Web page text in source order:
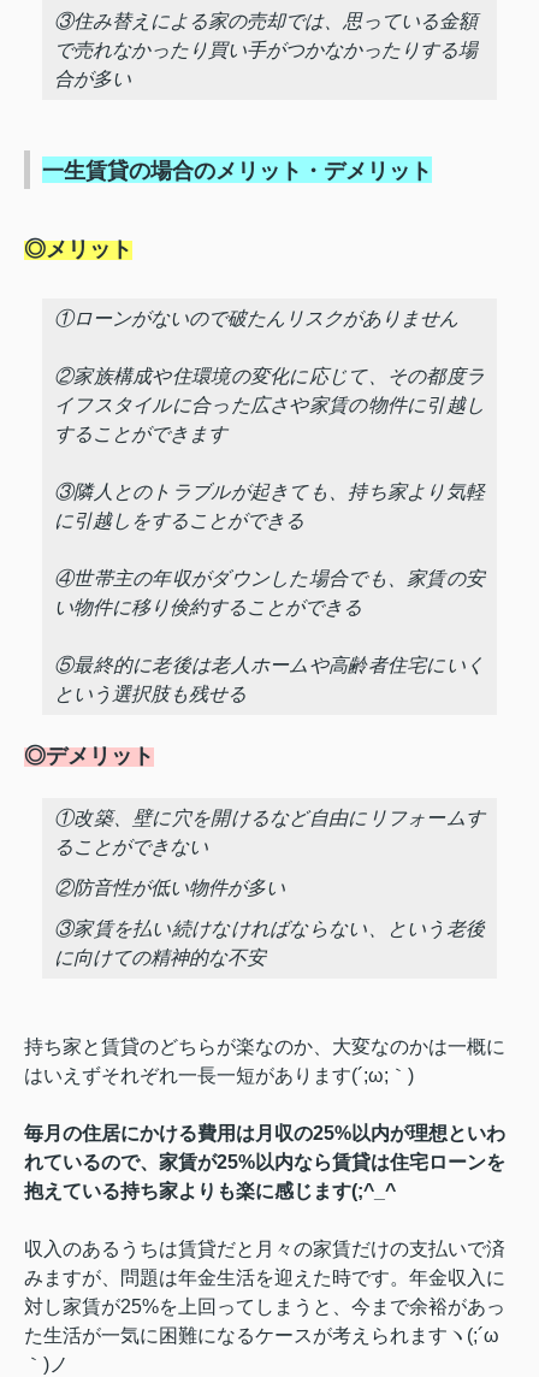
③住み替えによる家の売却では、思っている金額
で売れなかったり買い手がつかなかったりする場
合が多い
一生賃貸の場合のメリット・デメリット
◎メリット
①ローンがないので破たんリスクがありません
②家族構成や住環境の変化に応じて、その都度ラ
イフスタイルに合った広さや家賃の物件に引越し
することができます
③隣人とのトラブルが起きても、持ち家より気軽
に引越しをすることができる
④世帯主の年収がダウンした場合でも、家賃の安
い物件に移り倹約することができる
⑤最終的に老後は老人ホームや高齢者住宅にいく
という選択肢も残せる
◎デメリット
①改築、壁に穴を開けるなど自由にリフォームす
ることができない
②防音性が低い物件が多い
③家賃を払い続けなければならない、という老後
に向けての精神的な不安
持ち家と賃貸のどちらが楽なのか、大変なのかは一概に
はいえずそれぞれ一長一短があります(´;ω;｀)
毎月の住居にかける費用は月収の25%以内が理想といわ
れているので、家賃が25%以内なら賃貸は住宅ローンを
抱えている持ち家よりも楽に感じます(;^_^
収入のあるうちは賃貸だと月々の家賃だけの支払いで済
みますが、問題は年金生活を迎えた時です。年金収入に
対し家賃が25%を上回ってしまうと、今まで余裕があっ
た生活が一気に困難になるケースが考えられますヽ(;´ω
｀)ノ